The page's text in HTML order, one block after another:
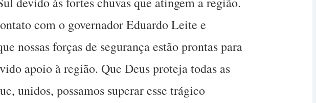
com o governador Eduardo Leite e
nossas forças de segurança estão prontas para
apoio à região. Que Deus proteja todas as
unidos, possamos superar esse trágico